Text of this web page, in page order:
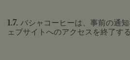
1.7. バシャコーヒーは、事前の通
ェブサイトへのアクセスを終了す